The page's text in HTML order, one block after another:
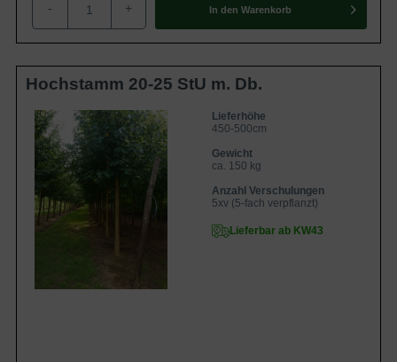
- + In den Warenkorb
Hochstamm 20-25 StU m. Db.
Lieferhöhe
450-500cm
Gewicht
ca. 150 kg
Anzahl Verschulungen
5xv (5-fach verpflanzt)
Lieferbar ab KW43